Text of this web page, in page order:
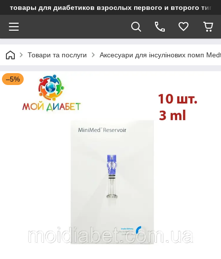
товары для диабетиков взрослых первого и второго типа
Товари та послуги Аксесуари для інсулінових помп
–5%